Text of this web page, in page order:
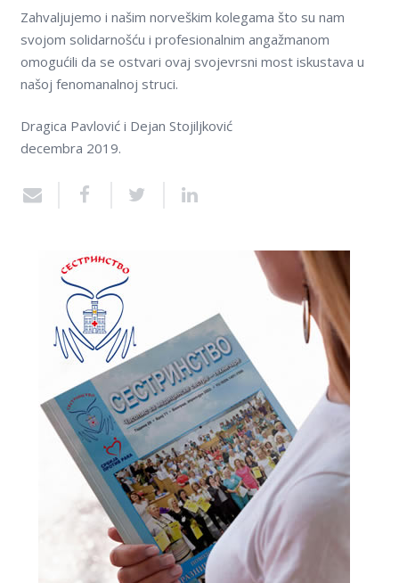
Zahvaljujemo i našim norveškim kolegama što su nam
svojom solidarnošću i profesionalnim angažmanom
omogućili da se ostvari ovaj svojevrsni most iskustava u
našoj fenomanalnoj struci.
Dragica Pavlović i Dejan Stojiljković
decembra 2019.